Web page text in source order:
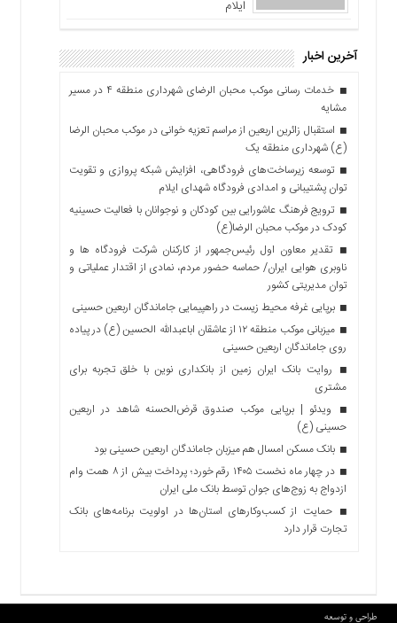
ایلام
آخرین اخبار
خدمات رسانی موکب محبان الرضای شهرداری منطقه ۴ در مسیر
مشایه
استقبال زائرین اربعین از مراسم تعزیه خوانی در موکب محبان الرضا
(ع) شهرداری منطقه یک
توسعه زیرساخت‌های فرودگاهی، افزایش شبکه پروازی و تقویت
توان پشتیبانی و امدادی فرودگاه شهدای ایلام
ترویج فرهنگ عاشورایی بین کودکان و نوجوانان با فعالیت حسینیه
کودک در موکب محبان الرضا(ع)
تقدیر معاون اول رئیس‌جمهور از کارکنان شرکت فرودگاه ها و
ناوبری هوایی ایران/ حماسه حضور مردم، نمادی از اقتدار عملیاتی و
توان مدیریتی کشور
برپایی غرفه محیط زیست در راهپیمایی جاماندگان اربعین حسینی
میزبانی موکب منطقه ۱۲ از عاشقان اباعبدالله الحسین (ع) در پیاده
روی جاماندگان اربعین حسینی
روایت بانک ایران زمین از بانکداری نوین با خلق تجربه برای
مشتری
ویدئو | برپایی موکب صندوق قرض‌الحسنه شاهد در اربعین
حسینی (ع)
بانک مسکن امسال هم میزبان جاماندگان اربعین حسینی بود
در چهار ماه نخست ۱۴۰۵ رقم خورد؛ پرداخت بیش از ۸ همت وام
ازدواج به زوج‌های جوان توسط بانک ملی ایران
حمایت از کسب‌وکارهای استان‌ها در اولویت برنامه‌های بانک
تجارت قرار دارد
طراحی و توسعه